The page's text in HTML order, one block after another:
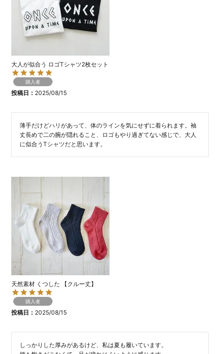
大人が似合う ロゴTシャツ2枚セット
購入者
投稿日 2025/08/15
薄手だけどハリがあって、体のラインを気にせずに着られます。袖
丈長めで二の腕が隠れること、ロゴもやり過ぎてない感じで、大人
天然素材 くつした 【クルー丈】
購入者
投稿日 2025/08/15
しっかりした厚みがあるけど、私は夏も履いています。